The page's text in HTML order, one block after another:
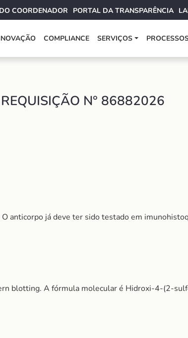
COORDENADOR PORTAL DA TRANSPARÊNCIA
COMPLIANCE SERVIÇOS
N° 86882026
anticorpo já deve ter sido testado em
blotting. A fórmula molecular é Hidroxi-4-(2-